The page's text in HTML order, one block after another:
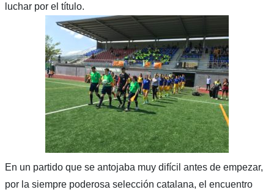
luchar por el título.
En un partido que se antojaba muy difícil antes de empezar,
por la siempre poderosa selección catalana, el encuentro